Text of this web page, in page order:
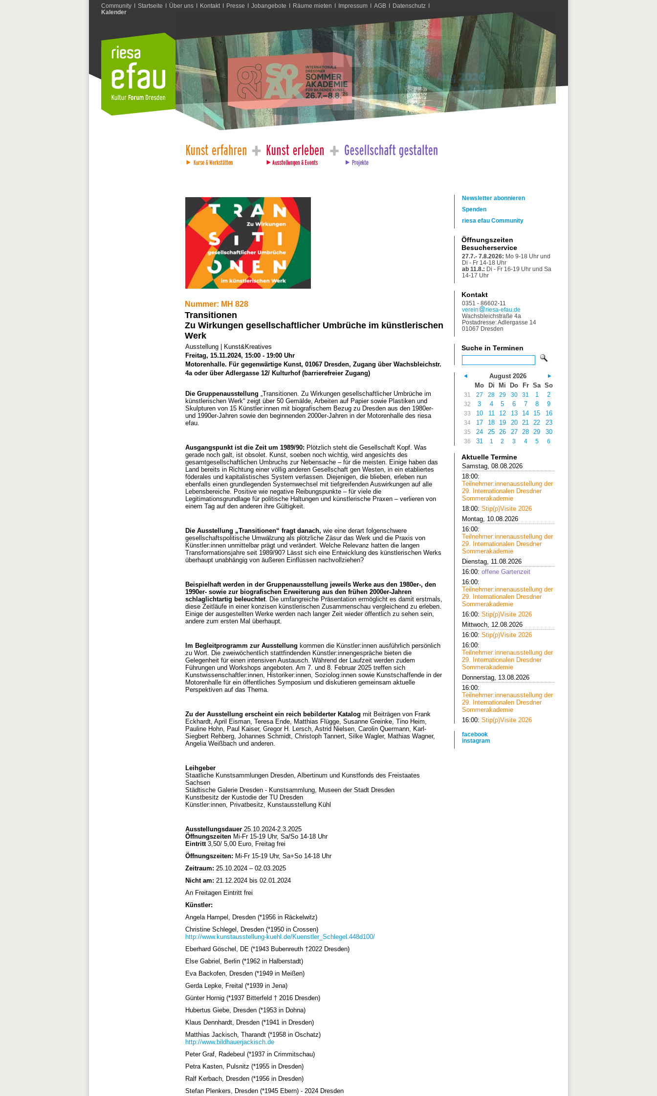
Community I Startseite I Über uns I Kontakt I Presse I Jobangebote I Räume mieten I Impressum I AGB I Datenschutz I
Kalender
Nummer: MH 828
Transitionen
Zu Wirkungen gesellschaftlicher Umbrüche im künstlerischen
Werk
Ausstellung | Kunst&Kreatives
Freitag, 15.11.2024, 15:00 - 19:00 Uhr
Motorenhalle. Für gegenwärtige Kunst, 01067 Dresden, Zugang über Wachsbleichstr.
4a oder über Adlergasse 12/ Kulturhof (barrierefreier Zugang)
Die Gruppenausstellung „Transitionen. Zu Wirkungen gesellschaftlicher Umbrüche im
künstlerischen Werk“ zeigt über 50 Gemälde, Arbeiten auf Papier sowie Plastiken und
Skulpturen von 15 Künstler:innen mit biografischem Bezug zu Dresden aus den 1980er-
und 1990er-Jahren sowie den beginnenden 2000er-Jahren in der Motorenhalle des riesa
efau.
Ausgangspunkt ist die Zeit um 1989/90: Plötzlich steht die Gesellschaft Kopf. Was
gerade noch galt, ist obsolet. Kunst, soeben noch wichtig, wird angesichts des
gesamtgesellschaftlichen Umbruchs zur Nebensache – für die meisten. Einige haben das
Land bereits in Richtung einer völlig anderen Gesellschaft gen Westen, in ein etabliertes
föderales und kapitalistisches System verlassen. Diejenigen, die blieben, erleben nun
ebenfalls einen grundlegenden Systemwechsel mit tiefgreifenden Auswirkungen auf alle
Lebensbereiche. Positive wie negative Reibungspunkte – für viele die
Legitimationsgrundlage für politische Haltungen und künstlerische Praxen – verlieren von
einem Tag auf den anderen ihre Gültigkeit.
Die Ausstellung „Transitionen“ fragt danach, wie eine derart folgenschwere
gesellschaftspolitische Umwälzung als plötzliche Zäsur das Werk und die Praxis von
Künstler:innen unmittelbar prägt und verändert. Welche Relevanz hatten die langen
Transformationsjahre seit 1989/90? Lässt sich eine Entwicklung des künstlerischen Werks
überhaupt unabhängig von äußeren Einflüssen nachvollziehen?
Beispielhaft werden in der Gruppenausstellung jeweils Werke aus den 1980er-, den
1990er- sowie zur biografischen Erweiterung aus den frühen 2000er-Jahren
schlaglichtartig beleuchtet. Die umfangreiche Präsentation ermöglicht es damit erstmals,
diese Zeitläufe in einer konzisen künstlerischen Zusammenschau vergleichend zu erleben.
Einige der ausgestellten Werke werden nach langer Zeit wieder öffentlich zu sehen sein,
andere zum ersten Mal überhaupt.
Im Begleitprogramm zur Ausstellung kommen die Künstler:innen ausführlich persönlich
zu Wort. Die zweiwöchentlich stattfindenden Künstler:innengespräche bieten die
Gelegenheit für einen intensiven Austausch. Während der Laufzeit werden zudem
Führungen und Workshops angeboten. Am 7. und 8. Februar 2025 treffen sich
Kunstwissenschaftler:innen, Historiker:innen, Soziolog:innen sowie Kunstschaffende in der
Motorenhalle für ein öffentliches Symposium und diskutieren gemeinsam aktuelle
Perspektiven auf das Thema.
Zu der Ausstellung erscheint ein reich bebilderter Katalog mit Beiträgen von Frank
Eckhardt, April Eisman, Teresa Ende, Matthias Flügge, Susanne Greinke, Tino Heim,
Pauline Hohn, Paul Kaiser, Gregor H. Lersch, Astrid Nielsen, Carolin Quermann, Karl-
Siegbert Rehberg, Johannes Schmidt, Christoph Tannert, Silke Wagler, Mathias Wagner,
Angelia Weißbach und anderen.
Leihgeber
Staatliche Kunstsammlungen Dresden, Albertinum und Kunstfonds des Freistaates
Sachsen
Städtische Galerie Dresden - Kunstsammlung, Museen der Stadt Dresden
Kunstbesitz der Kustodie der TU Dresden
Künstler:innen, Privatbesitz, Kunstausstellung Kühl
Ausstellungsdauer 25.10.2024-2.3.2025
Öffnungszeiten Mi-Fr 15-19 Uhr, Sa/So 14-18 Uhr
Eintritt 3,50/ 5,00 Euro, Freitag frei
Öffnungszeiten: Mi-Fr 15-19 Uhr, Sa+So 14-18 Uhr
Zeitraum: 25.10.2024 – 02.03.2025
Nicht am: 21.12.2024 bis 02.01.2024
An Freitagen Eintritt frei
Künstler:
Angela Hampel, Dresden (*1956 in Räckelwitz)
Christine Schlegel, Dresden (*1950 in Crossen)
http://www.kunstausstellung-kuehl.de/Kuenstler_Schlegel.448d100/
Eberhard Göschel, DE (*1943 Bubenreuth †2022 Dresden)
Else Gabriel, Berlin (*1962 in Halberstadt)
Eva Backofen, Dresden (*1949 in Meißen)
Gerda Lepke, Freital (*1939 in Jena)
Günter Hornig (*1937 Bitterfeld † 2016 Dresden)
Hubertus Giebe, Dresden (*1953 in Dohna)
Klaus Dennhardt, Dresden (*1941 in Dresden)
Matthias Jackisch, Tharandt (*1958 in Oschatz)
http://www.bildhauerjackisch.de
Peter Graf, Radebeul (*1937 in Crimmitschau)
Petra Kasten, Pulsnitz (*1955 in Dresden)
Ralf Kerbach, Dresden (*1956 in Dresden)
Stefan Plenkers, Dresden (*1945 Ebern) - 2024 Dresden
Newsletter abonnieren
Spenden
riesa efau Community
Öffnungszeiten
Besucherservice
27.7.- 7.8.2026: Mo 9-18 Uhr und
Di - Fr 14-18 Uhr
ab 11.8.: Di - Fr 16-19 Uhr und Sa
14-17 Uhr
Kontakt
0351 - 86602-11
verein
riesa-efau.de
Wachsbleichstraße 4a
Postadresse: Adlergasse 14
01067 Dresden
Suche in Terminen
August 2026
Mo
Di Mi Do Fr Sa So
31 27 28 29 30 31 1 2
32 3 4 5 6 7 8 9
33 10 11 12 13 14 15 16
34 17 18 19 20 21 22 23
35 24 25 26 27 28 29 30
36 31 1 2 3 4 5 6
Aktuelle Termine
Samstag, 08.08.2026
18:00:
Teilnehmer:innenausstellung der
29. Internationalen Dresdner
Sommerakademie
18:00: Stip(p)Visite 2026
Montag, 10.08.2026
16:00:
Teilnehmer:innenausstellung der
29. Internationalen Dresdner
Sommerakademie
Dienstag, 11.08.2026
16:00: offene Gartenzeit
16:00:
Teilnehmer:innenausstellung der
29. Internationalen Dresdner
Sommerakademie
16:00: Stip(p)Visite 2026
Mittwoch, 12.08.2026
16:00: Stip(p)Visite 2026
16:00:
Teilnehmer:innenausstellung der
29. Internationalen Dresdner
Sommerakademie
Donnerstag, 13.08.2026
16:00:
Teilnehmer:innenausstellung der
29. Internationalen Dresdner
Sommerakademie
16:00: Stip(p)Visite 2026
facebook
instagram